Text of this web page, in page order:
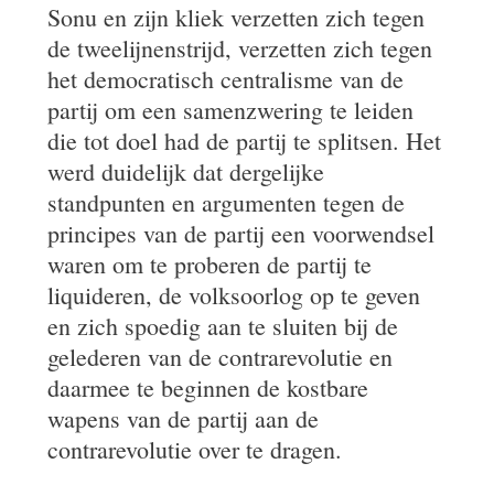
Sonu en zijn kliek verzetten zich tegen
de tweelijnenstrijd, verzetten zich tegen
het democratisch centralisme van de
partij om een samenzwering te leiden
die tot doel had de partij te splitsen. Het
werd duidelijk dat dergelijke
standpunten en argumenten tegen de
principes van de partij een voorwendsel
waren om te proberen de partij te
liquideren, de volksoorlog op te geven
en zich spoedig aan te sluiten bij de
gelederen van de contrarevolutie en
daarmee te beginnen de kostbare
wapens van de partij aan de
contrarevolutie over te dragen.